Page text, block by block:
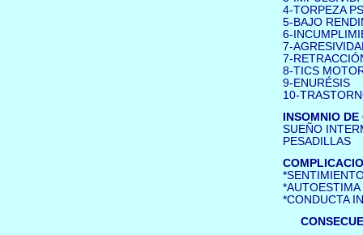
4-TORPEZA
5-BAJO
6-
7-
7-
8-TICS
9-ENURÉSIS
10-
INSOMNIO
SUEÑO
PESADILLAS
*CONDUCTA